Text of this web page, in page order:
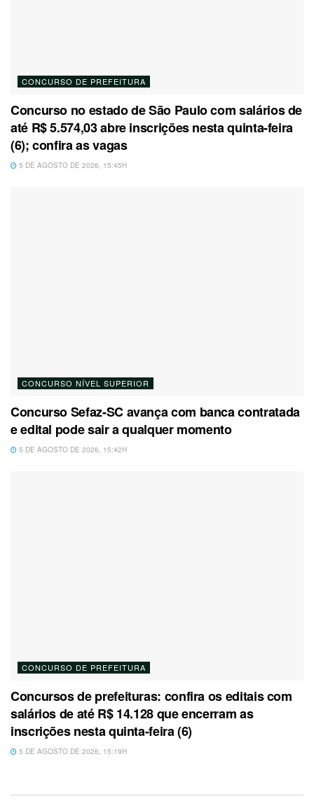
CONCURSO DE PREFEITURA
Concurso no estado de São Paulo com salários de
até R$ 5.574,03 abre inscrições nesta quinta-feira
(6); confira as vagas
5 DE AGOSTO DE 2026, 15:45H
CONCURSO NÍVEL SUPERIOR
Concurso Sefaz-SC avança com banca contratada
e edital pode sair a qualquer momento
5 DE AGOSTO DE 2026, 15:42H
CONCURSO DE PREFEITURA
Concursos de prefeituras: confira os editais com
salários de até R$ 14.128 que encerram as
inscrições nesta quinta-feira (6)
5 DE AGOSTO DE 2026, 15:19H